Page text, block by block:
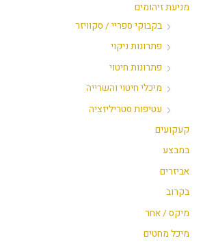
מניעת זיהומים
בקבוקי ספריי / סקוויזר
פתרונות ניקוי
פתרונות חיטוי
מיכלי חיטוי והשרייה
עטיפות סטריליזציה
קעקועים
במבצע
אביזרים
בקרוב
מיקס / אחר
מיכל מחטים